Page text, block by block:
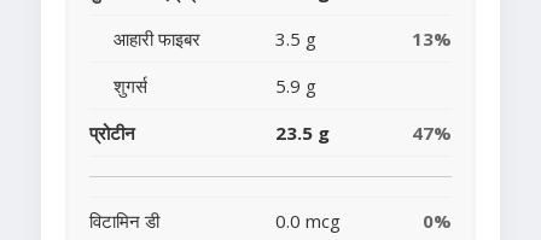
आहारी फाइबर
3.5 g
13%
शुगर्स
5.9 g
प्रोटीन
23.5 g 47%
विटामिन डी 0.0 mcg
0%